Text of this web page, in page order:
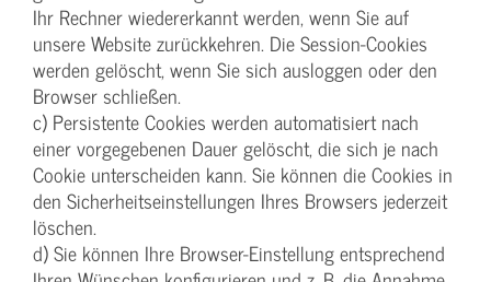
Ihr Rechner wiedererkannt werden, wenn Sie auf
unsere Website zurückkehren. Die Session-Cookies
werden gelöscht, wenn Sie sich ausloggen oder den
Browser schließen.
c) Persistente Cookies werden automatisiert nach
einer vorgegebenen Dauer gelöscht, die sich je nach
Cookie unterscheiden kann. Sie können die Cookies in
den Sicherheitseinstellungen Ihres Browsers jederzeit
löschen.
d) Sie können Ihre Browser-Einstellung entsprechend